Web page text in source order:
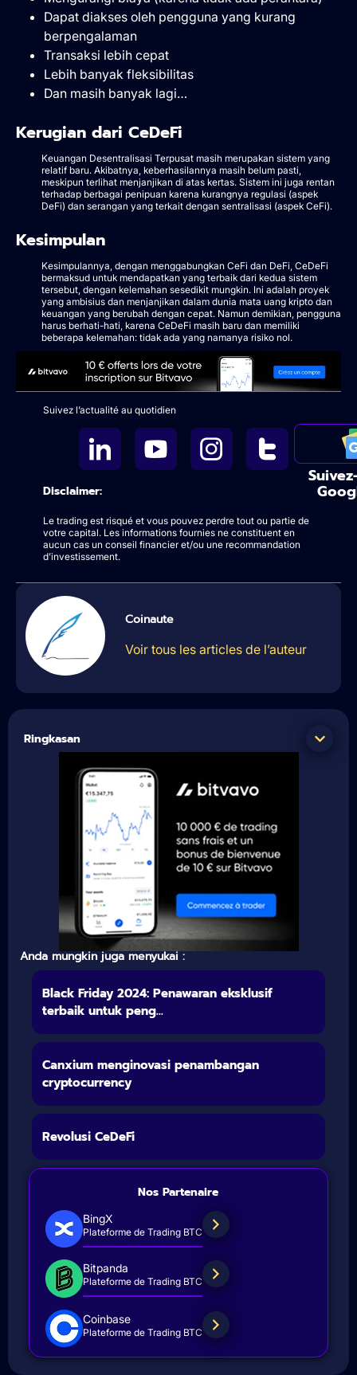
Dapat diakses oleh pengguna yang kurang
berpengalaman
Transaksi lebih cepat
Lebih banyak fleksibilitas
Dan masih banyak lagi…
Kerugian dari CeDeFi
Keuangan Desentralisasi Terpusat masih merupakan sistem yang
relatif baru. Akibatnya, keberhasilannya masih belum pasti,
meskipun terlihat menjanjikan di atas kertas. Sistem ini juga rentan
terhadap berbagai penipuan karena kurangnya regulasi (aspek
DeFi) dan serangan yang terkait dengan sentralisasi (aspek CeFi).
Kesimpulan
Kesimpulannya, dengan menggabungkan CeFi dan DeFi, CeDeFi
bermaksud untuk mendapatkan yang terbaik dari kedua sistem
tersebut, dengan kelemahan sesedikit mungkin. Ini adalah proyek
yang ambisius dan menjanjikan dalam dunia mata uang kripto dan
keuangan yang berubah dengan cepat. Namun demikian, pengguna
harus berhati-hati, karena CeDeFi masih baru dan memiliki
beberapa kelemahan: tidak ada yang namanya risiko nol.
Suivez l’actualité au quotidien
Disclaimer:
Le trading est risqué et vous pouvez perdre tout ou partie de
votre capital. Les informations fournies ne constituent en
aucun cas un conseil financier et/ou une recommandation
d’investissement.
Coinaute
Voir tous les articles de l’auteur
Ringkasan
Anda mungkin juga menyukai :
Black Friday 2024: Penawaran eksklusif
terbaik untuk peng...
Canxium menginovasi penambangan
cryptocurrency
Revolusi CeDeFi
Nos Partenaire
BingX
Plateforme de Trading BTC
Bitpanda
Plateforme de Trading BTC
Coinbase
Plateforme de Trading BTC